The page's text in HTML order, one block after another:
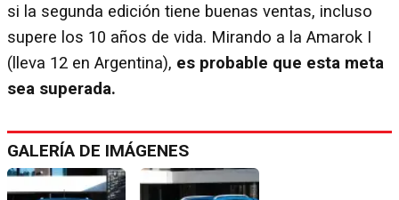
si la segunda edición tiene buenas ventas, incluso
supere los 10 años de vida. Mirando a la Amarok I
(lleva 12 en Argentina), es probable que esta meta
sea superada.
GALERÍA DE IMÁGENES